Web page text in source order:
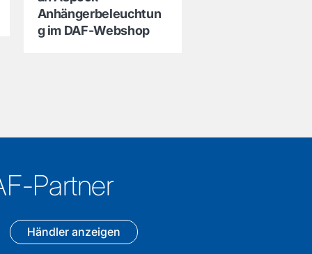
Anhängerbeleuchtun
g im DAF-Webshop
Partner
Händler anzeigen